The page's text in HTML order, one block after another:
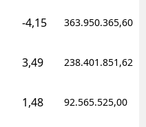
-4,15 363.950.365,60
3,49 238.401.851,62
1,48 92.565.525,00